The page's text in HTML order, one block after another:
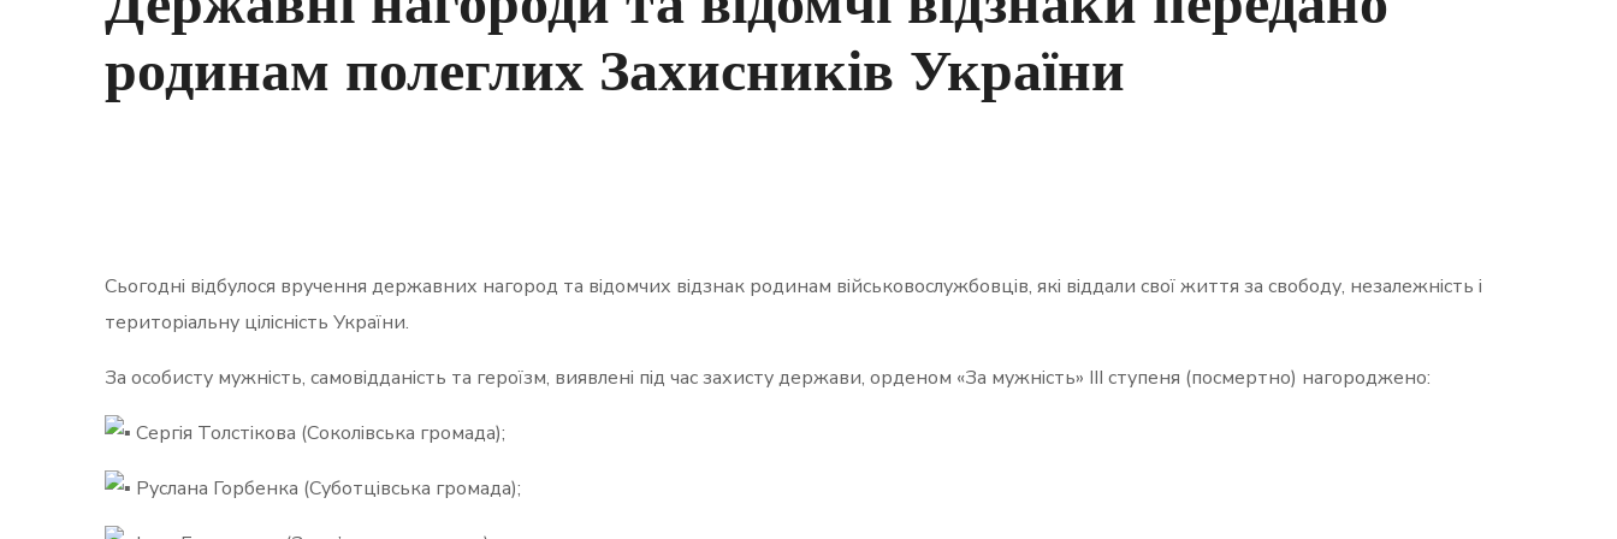
родинам полеглих Захисників України
Сьогодні відбулося вручення державних нагород та відомчих відзнак родинам військовослужбовців, які віддали свої життя за свободу, незалежність і
територіальну цілісність України.
За особисту мужність, самовідданість та героїзм, виявлені під час захисту держави, орденом «За мужність» ІІІ ступеня (посмертно) нагороджено:
Сергія Толстікова (Соколівська громада);
Руслана Горбенка (Суботцівська громада);